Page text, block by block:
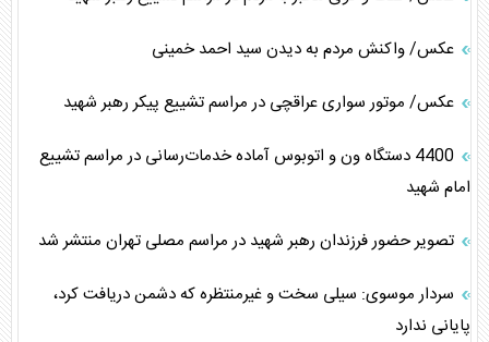
عکس/ واکنش مردم به دیدن سید احمد خمینی
عکس/ موتور سواری عراقچی در مراسم تشییع پیکر رهبر شهید
4400 دستگاه ون و اتوبوس آماده خدمات‌رسانی در مراسم تشییع
امام شهید
تصویر حضور فرزندان رهبر شهید در مراسم مصلی تهران منتشر شد
سردار موسوی: سیلی سخت و غیرمنتظره که دشمن دریافت کرد،
پایانی ندارد